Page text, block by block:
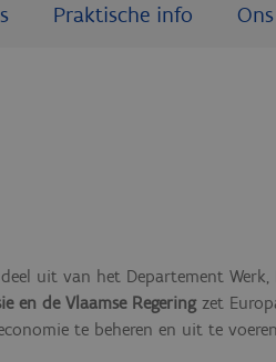
Praktische info
deel uit van het Departement
en de Vlaamse Regeringzet
te beheren en uit te